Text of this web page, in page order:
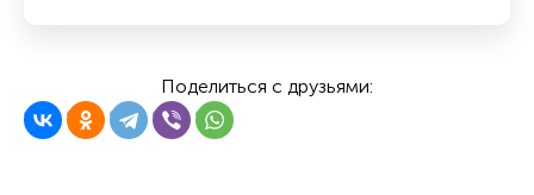
Поделиться с друзьями: